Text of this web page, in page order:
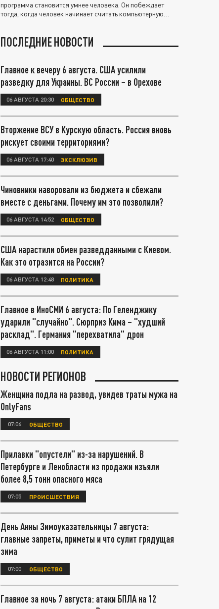
программа становится умнее человека. Он побеждает
тогда, когда человек начинает считать компьютерную
ПОСЛЕДНИЕ НОВОСТИ
Главное к вечеру 6 августа. США усилили
разведку для Украины. ВС России – в Орехове
06 АВГУСТА 20:30 ОБЩЕСТВО
Вторжение ВСУ в Курскую область. Россия вновь
рискует своими территориями?
06 АВГУСТА 17:40 ЭКСКЛЮЗИВ
Чиновники наворовали из бюджета и сбежали
вместе с деньгами. Почему им это позволили?
06 АВГУСТА 14:52 ОБЩЕСТВО
США нарастили обмен разведданными с Киевом.
Как это отразится на России?
06 АВГУСТА 12:48 ПОЛИТИКА
Главное в ИноСМИ 6 августа: По Геленджику
ударили "случайно". Сюрприз Кима – "худший
расклад". Германия "перехватила" дрон
06 АВГУСТА 11:00 ПОЛИТИКА
НОВОСТИ РЕГИОНОВ
Женщина подла на развод, увидев траты мужа на
OnlyFans
07:06 ОБЩЕСТВО
Прилавки "опустели" из-за нарушений. В
Петербурге и Ленобласти из продажи изъяли
более 8,5 тонн опасного мяса
07:05 ПРОИСШЕСТВИЯ
День Анны Зимоуказательницы 7 августа:
главные запреты, приметы и что сулит грядущая
зима
07:00 ОБЩЕСТВО
Главное за ночь 7 августа: атаки БПЛА на 12